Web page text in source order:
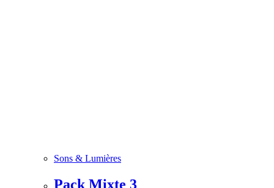
Sons & Lumières
Pack Mixte 3